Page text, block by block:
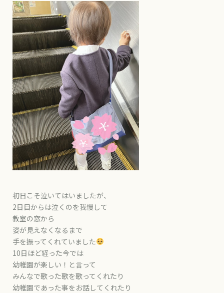
初日こそ泣いてはいましたが、
2日目からは泣くのを我慢して
教室の窓から
姿が見えなくなるまで
手を振ってくれていました
10日ほど経った今では
幼稚園が楽しい！と言って
みんなで歌った歌を歌ってくれたり
幼稚園であった事をお話してくれたり